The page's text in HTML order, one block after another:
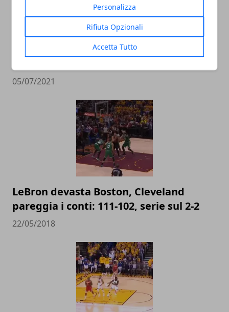
Personalizza
Rifiuta Opzionali
Accetta Tutto
I paperoni della NBA: il vorticoso e
05/07/2021
LeBron devasta Boston, Cleveland
pareggia i conti: 111-102, serie sul 2-2
22/05/2018